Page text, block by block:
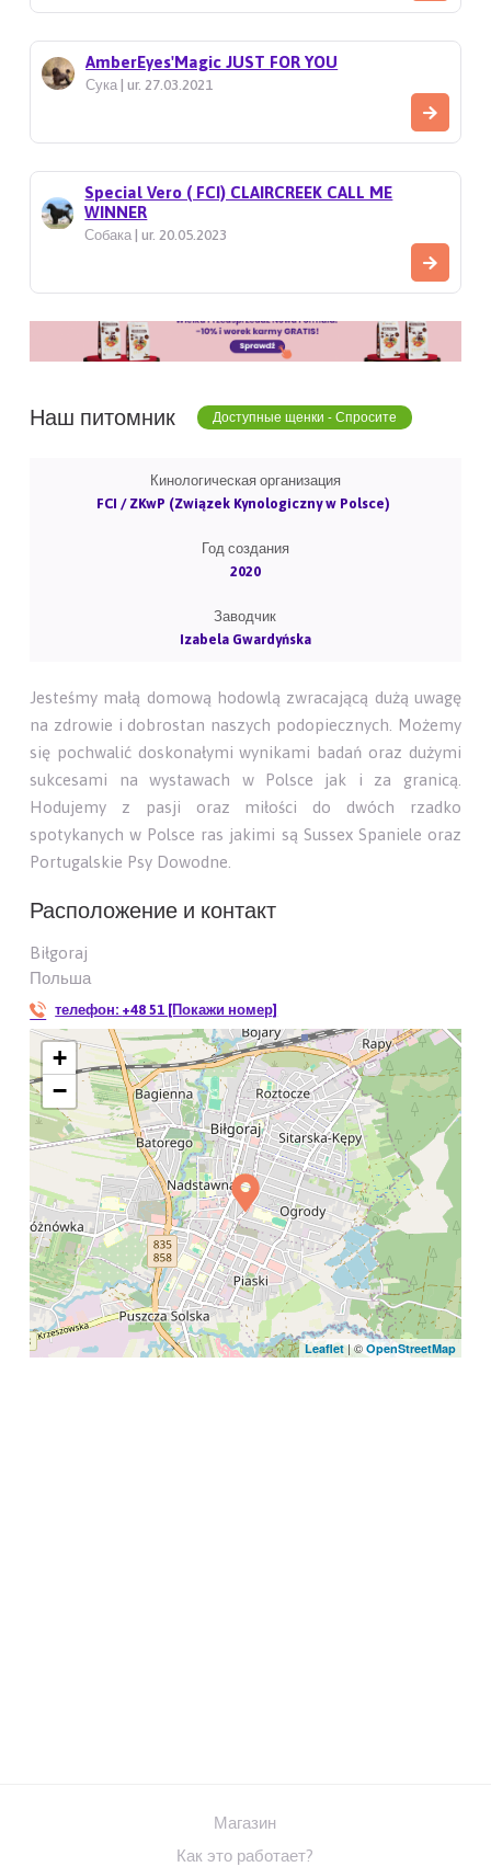
AmberEyes'Magic JUST FOR YOU
Сука | ur. 27.03.2021
Special Vero ( FCI) CLAIRCREEK CALL ME
WINNER
Собака | ur. 20.05.2023
Наш питомник Доступные щенки - Спросите
Кинологическая организация
FCI / ZKwP (Związek Kynologiczny w Polsce)
Год создания
2020
Заводчик
Izabela Gwardyńska
Jesteśmy małą domową hodowlą zwracającą dużą uwagę
na zdrowie i dobrostan naszych podopiecznych. Możemy
się pochwalić doskonałymi wynikami badań oraz dużymi
sukcesami na wystawach w Polsce jak i za granicą.
Hodujemy z pasji oraz miłości do dwóch rzadko
spotykanych w Polsce ras jakimi są Sussex Spaniele oraz
Portugalskie Psy Dowodne.
Расположение и контакт
Biłgoraj
Польша
телефон: +48 51 [Покажи номер]
+
−
Leaflet| © OpenStreetMap
Магазин
Как это работает?